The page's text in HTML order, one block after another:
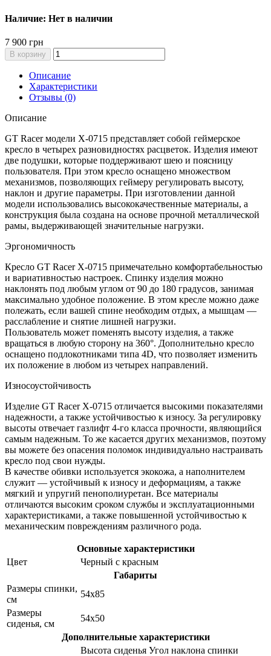
Наличие: Нет в наличии
7 900 грн
В корзину
Описание
Характеристики
Отзывы (0)
Описание
GT Racer модели X-0715 представляет собой геймерское
кресло в четырех разновидностях расцветок. Изделия имеют
две подушки, которые поддерживают шею и поясницу
пользователя. При этом кресло оснащено множеством
механизмов, позволяющих геймеру регулировать высоту,
наклон и другие параметры. При изготовлении данной
модели использовались высококачественные материалы, а
конструкция была создана на основе прочной металлической
рамы, выдерживающей значительные нагрузки.
Эргономичность
Кресло GT Racer X-0715 примечательно комфортабельностью
и вариативностью настроек. Спинку изделия можно
наклонять под любым углом от 90 до 180 градусов, занимая
максимально удобное положение. В этом кресле можно даже
полежать, если вашей спине необходим отдых, а мышцам —
расслабление и снятие лишней нагрузки.
Пользователь может поменять высоту изделия, а также
вращаться в любую сторону на 360°. Дополнительно кресло
оснащено подлокотниками типа 4D, что позволяет изменить
их положение в любом из четырех направлений.
Износоустойчивость
Изделие GT Racer X-0715 отличается высокими показателями
надежности, а также устойчивостью к износу. За регулировку
высоты отвечает газлифт 4-го класса прочности, являющийся
самым надежным. То же касается других механизмов, поэтому
вы можете без опасения поломок индивидуально настраивать
кресло под свои нужды.
В качестве обивки используется экокожа, а наполнителем
служит — устойчивый к износу и деформациям, а также
мягкий и упругий пенополиуретан. Все материалы
отличаются высоким сроком службы и эксплуатационными
характеристиками, а также повышенной устойчивостью к
механическим повреждениям различного рода.
Основные характеристики
Цвет
Черный с красным
Габариты
Размеры спинки,
см
54х85
Размеры
сиденья, см
54х50
Дополнительные характеристики
Высота сиденья Угол наклона спинки